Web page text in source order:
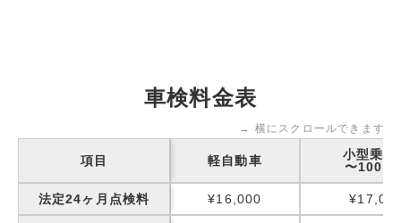
車検料金表
→ 横にスクロールできます
項目 軽自動車
小型乗用
〜
法定24ヶ月点検料 ¥16,000